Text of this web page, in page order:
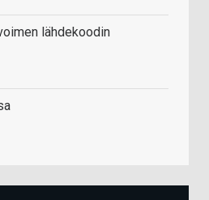
lähdekoodin